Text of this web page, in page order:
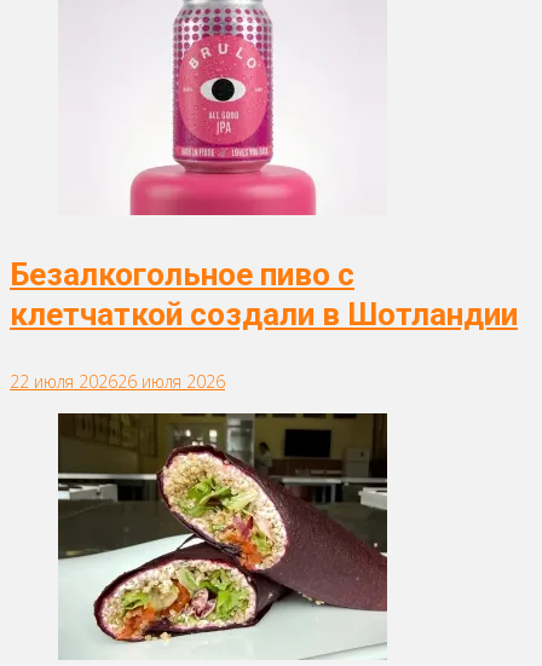
Безалкогольное пиво с
клетчаткой создали в Шотландии
22 июля 202626 июля 2026